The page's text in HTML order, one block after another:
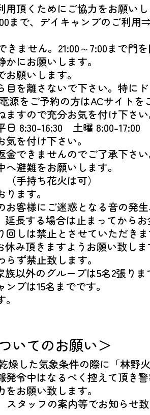
頂くためにご協力をお願いし
まで、デイキャンプのご利用
きません。21:00～7:00まで
にお願いします。
願いします。
を離さないで下さい。特に
源をご予約の方はACサイトを
すので充分お気を付け下さい
8:30-16:30 土曜 8:00-17:00
を付け下さい。
できませんのでご了承下さい
避難をお願いします。
手持ち花火は可）
ます。
客様にご迷惑となる音の発
長する場合は止まってからお
しは禁止とさせていただきま
み頂きますようお願い致しま
ず禁止致します。
以外のグループは5名2張り
プは15名までです。
いてのお願い＞
燥した気象条件の際に「林野
令中はなるべく控えて頂き
お願い致します。
タッフの案内等でお知らせ致